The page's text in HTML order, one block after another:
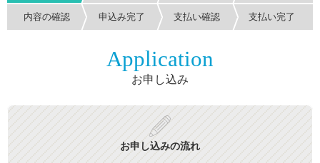
内容の確認 申込み完了 支払い確認 支払い完了
Application
お申し込み
お申し込みの流れ